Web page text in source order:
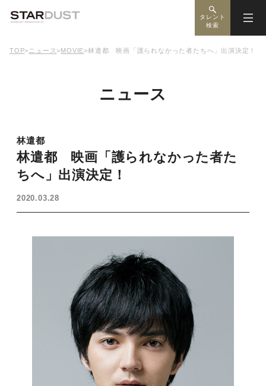
タレント
検索
TOP> ニュース>MOVIE>林遣都 映画「護られなかった者たちへ」出演決定！
ニュース
林遣都
林遣都 映画「護られなかった者た
ちへ」出演決定！
2020.03.28